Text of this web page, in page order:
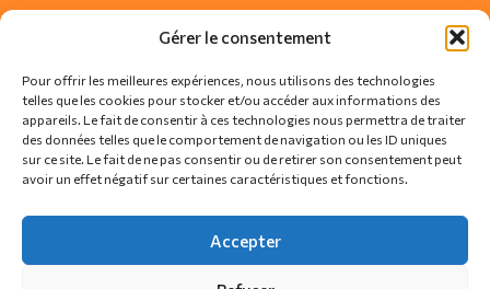
Gérer le consentement
Pour offrir les meilleures expériences, nous utilisons des technologies
telles que les cookies pour stocker et/ou accéder aux informations des
appareils. Le fait de consentir à ces technologies nous permettra de traiter
des données telles que le comportement de navigation ou les ID uniques
sur ce site. Le fait de ne pas consentir ou de retirer son consentement peut
avoir un effet négatif sur certaines caractéristiques et fonctions.
Accepter
SUIVEZ-NOUS SUR